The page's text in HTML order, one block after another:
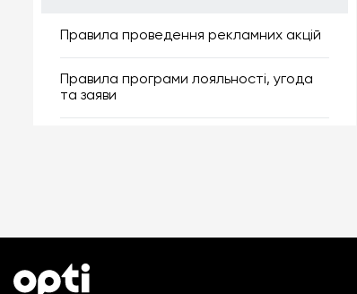
Правила проведення рекламних акцій
Правила програми лояльності, угода
та заяви